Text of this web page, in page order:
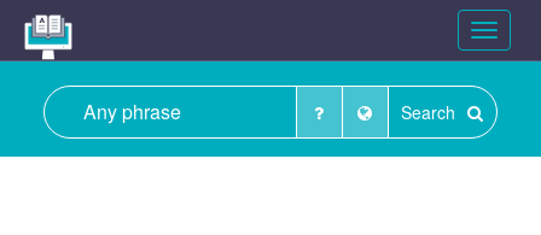
Toggle
Search